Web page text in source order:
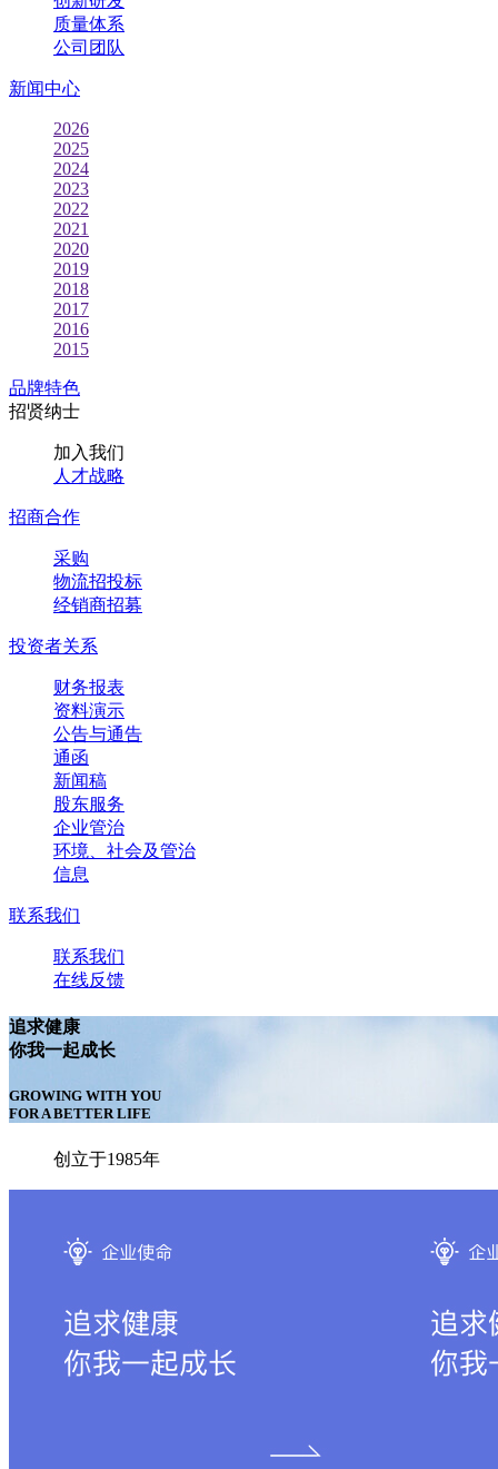
质量体系
公司团队
新闻中心
2026
2025
2024
2023
2022
2021
2020
2019
2018
2017
2016
2015
品牌特色
招贤纳士
加入我们
人才战略
招商合作
采购
物流招投标
经销商招募
投资者关系
财务报表
资料演示
公告与通告
通函
新闻稿
股东服务
企业管治
环境、社会及管治
信息
联系我们
联系我们
在线反馈
追求健康
你我一起成长
GROWING WITH YOU
FOR A BETTER LIFE
创立于1985年